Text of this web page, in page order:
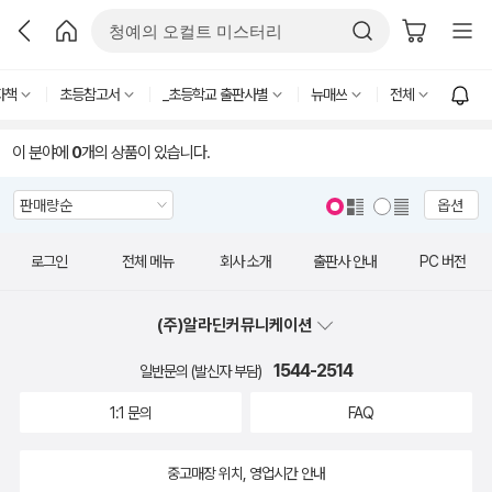
책 초등참고서 _초등학교 출판사별 뉴매쓰 전체
이 분야에 0개의 상품이 있습니다.
옵션
로그인 전체 메뉴 회사 소개 출판사 안내 PC 버전
(주)알라딘커뮤니케이션
일반문의 (발신자 부담) 1544-2514
1:1 문의 FAQ
중고매장 위치, 영업시간 안내